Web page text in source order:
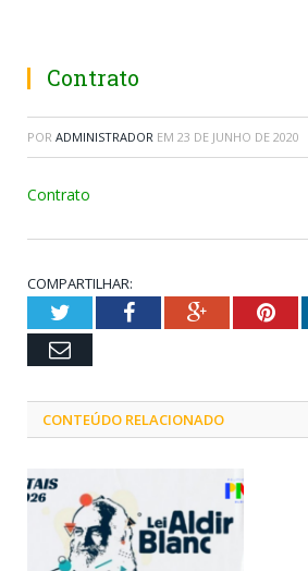
Contrato
POR ADMINISTRADOR EM 23 DE JUNHO DE 2020
Contrato
COMPARTILHAR:
TwitterFacebookGoogle+
Email
CONTEÚDO RELACIONADO